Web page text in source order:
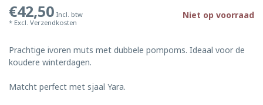
€42,50 Incl. btw
* Excl. Verzendkosten
Niet op voorraad
Prachtige ivoren muts met dubbele pompoms. Ideaal voor de
koudere winterdagen.
Matcht perfect met sjaal Yara.